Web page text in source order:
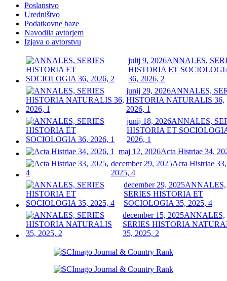
Poslanstvo
Uredništvo
Podatkovne baze
Navodila avtorjem
Izjava o avtorstvu
julij 9, 2026ANNALES,
HISTORIA ET
36, 2026, 2
junij 29, 2026ANNALES,
HISTORIA NATURALIS 36,
2026, 1
junij 18, 2026ANNALES,
HISTORIA ET
2026, 1
maj 12, 2026Acta Histriae 34,
december 29, 2025Acta Histriae 33,
2025, 4
december 29, 2025ANNALES,
SERIES HISTORIA ET
SOCIOLOGIA 35, 2025, 4
december 15, 2025ANNALES,
SERIES HISTORIA
35, 2025, 2